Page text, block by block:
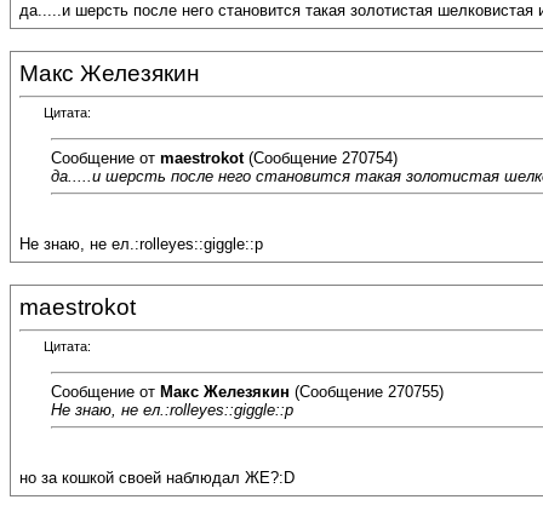
да.....и шерсть после него становится такая золотистая шелковистая
Макс Железякин
Цитата:
Сообщение от maestrokot(Сообщение 270754)
да.....и шерсть после него становится такая золотистая
Не знаю, не ел.:rolleyes::giggle::p
maestrokot
Цитата:
Сообщение от Макс Железякин (Сообщение 270755)
Не знаю, не ел.:rolleyes::giggle::p
но за кошкой своей наблюдал ЖЕ?:D